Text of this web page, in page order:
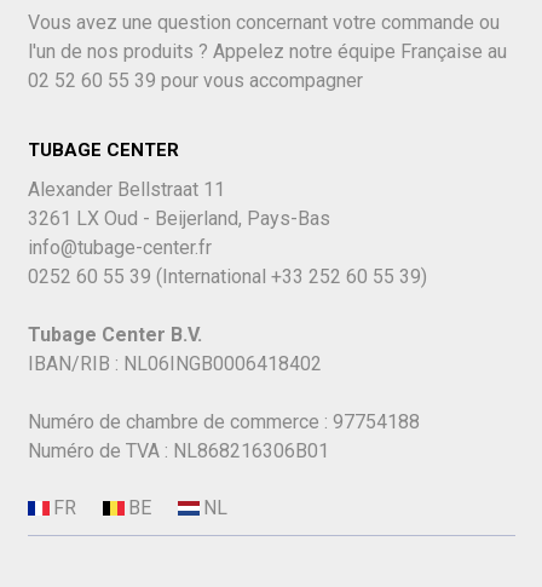
Vous avez une question concernant votre commande ou
l'un de nos produits ? Appelez notre équipe Française au
02 52 60 55 39 pour vous accompagner
TUBAGE CENTER
Alexander Bellstraat 11
3261 LX Oud - Beijerland, Pays-Bas
info@tubage-center.fr
0252 60 55 39 (International +33 252 60 55 39)
Tubage Center B.V.
IBAN/RIB : NL06INGB0006418402
Numéro de chambre de commerce : 97754188
Numéro de TVA : NL868216306B01